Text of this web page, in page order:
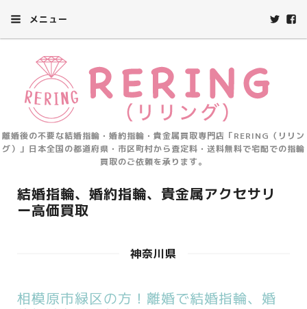
メニュー
離婚後の不要な結婚指輪・婚約指輪・貴金属買取専門店「RERING（リリン
グ）」日本全国の都道府県・市区町村から査定料・送料無料で宅配での指輪
買取のご依頼を承ります。
結婚指輪、婚約指輪、貴金属アクセサリ
ー高価買取
神奈川県
相模原市緑区の方！離婚で結婚指輪、婚